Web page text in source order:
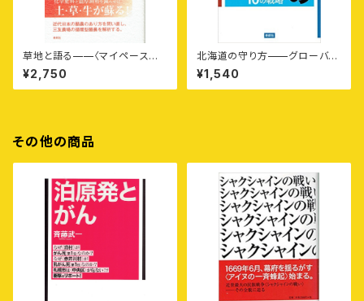
草地と語る——〈マイペース酪
農〉ことはじめ
¥2,750
北海道の守り方——グローバリ
ゼーションという〈経済戦争〉に
抗する10
¥1,540
その他の商品